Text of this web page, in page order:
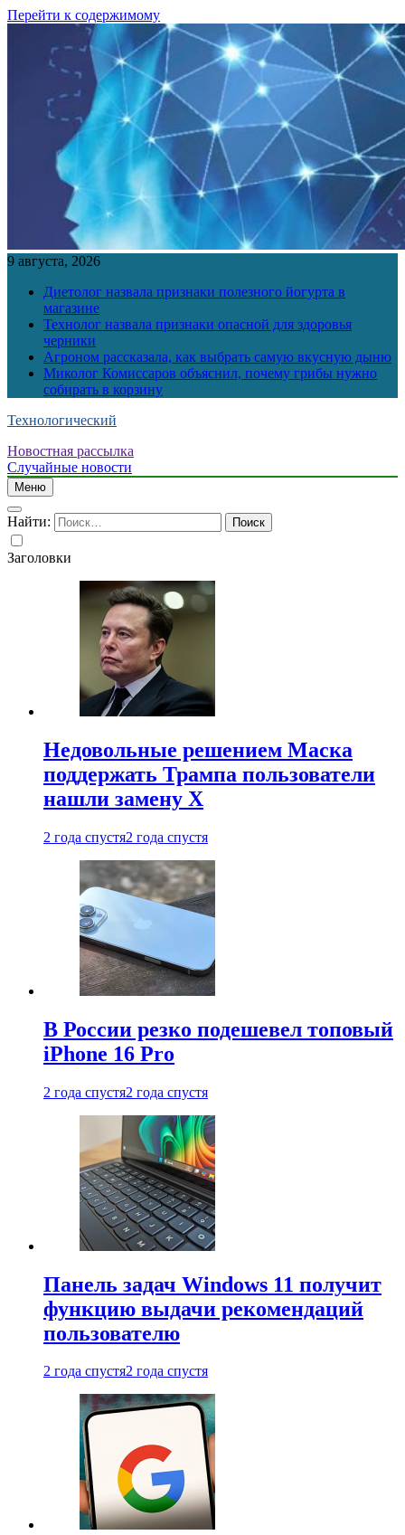
Перейти к содержимому
9 августа, 2026
Диетолог назвала признаки полезного йогурта в
магазине
Технолог назвала признаки опасной для здоровья
черники
Агроном рассказала, как выбрать самую вкусную дыню
Миколог Комиссаров объяснил, почему грибы нужно
собирать в корзину
Технологический
Новостная рассылка
Случайные новости
Меню
Найти:
Заголовки
Недовольные решением Маска
поддержать Трампа пользователи
нашли замену X
2 года спустя2 года спустя
В России резко подешевел топовый
iPhone 16 Pro
2 года спустя2 года спустя
Панель задач Windows 11 получит
функцию выдачи рекомендаций
пользователю
2 года спустя2 года спустя